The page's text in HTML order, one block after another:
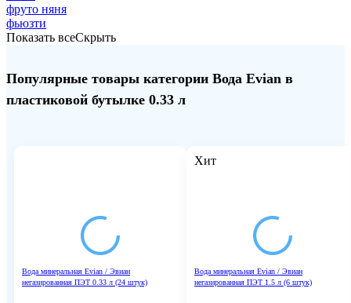
фруто няня
фьюзти
Показать всеСкрыть
Популярные товары категории Вода Evian в
пластиковой бутылке 0.33 л
Вода минеральная Evian / Эвиан
негазированная ПЭТ 0.33 л (24 штук)
Хит
Вода минеральная Evian / Эвиан
негазированная ПЭТ 1.5 л (6 штук)